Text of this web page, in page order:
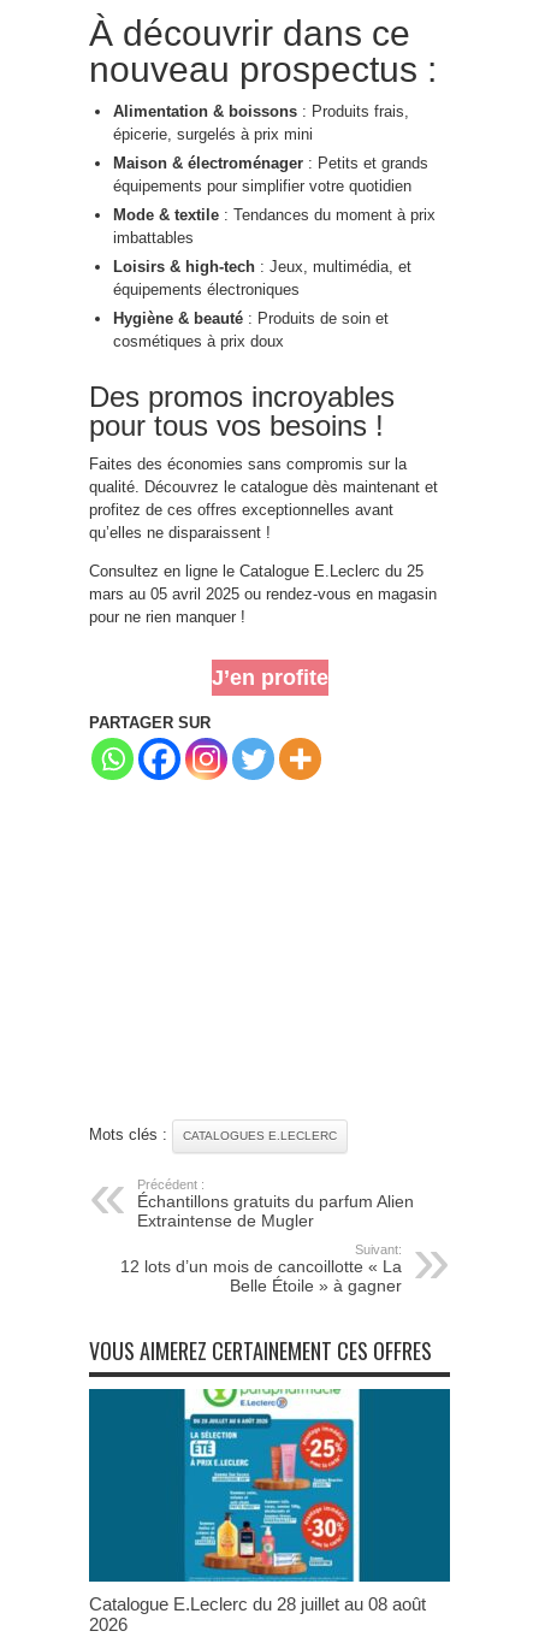
À découvrir dans ce
nouveau prospectus :
Alimentation & boissons : Produits frais,
épicerie, surgelés à prix mini
Maison & électroménager : Petits et grands
équipements pour simplifier votre quotidien
Mode & textile : Tendances du moment à prix
imbattables
Loisirs & high-tech : Jeux, multimédia, et
équipements électroniques
Hygiène & beauté : Produits de soin et
cosmétiques à prix doux
Des promos incroyables
pour tous vos besoins !
Faites des économies sans compromis sur la
qualité. Découvrez le catalogue dès maintenant et
profitez de ces offres exceptionnelles avant
qu’elles ne disparaissent !
Consultez en ligne le Catalogue E.Leclerc du 25
mars au 05 avril 2025 ou rendez-vous en magasin
pour ne rien manquer !
J’en profite
PARTAGER SUR
Mots clés : CATALOGUES E.LECLERC
Précédent :
Échantillons gratuits du parfum Alien
Extraintense de Mugler
Suivant:
12 lots d’un mois de cancoillotte « La
Belle Étoile » à gagner
VOUS AIMEREZ CERTAINEMENT CES OFFRES
Catalogue E.Leclerc du 28 juillet au 08 août
2026